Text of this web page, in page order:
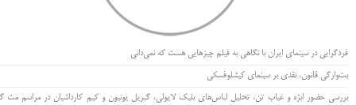
فردگرایی در سینمای ایران با نگاهی به فیلم چیزهایی هست که نمی‌دانی
بت‌وارگی قانون، نقدی بر سینمای کیشلوفسکی
بررسی حضور ابژه و غیاب تن، تحلیل لباس‌های بلیک لایولی، گبریل یونیون و کیم کارداشیان در مراسم مت